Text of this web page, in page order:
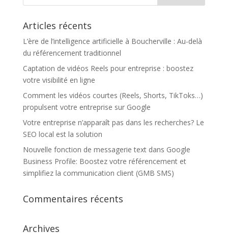
Articles récents
L’ère de l’intelligence artificielle à Boucherville : Au-delà
du référencement traditionnel
Captation de vidéos Reels pour entreprise : boostez
votre visibilité en ligne
Comment les vidéos courtes (Reels, Shorts, TikToks…)
propulsent votre entreprise sur Google
Votre entreprise n’apparaît pas dans les recherches? Le
SEO local est la solution
Nouvelle fonction de messagerie text dans Google
Business Profile: Boostez votre référencement et
simplifiez la communication client (GMB SMS)
Commentaires récents
Archives